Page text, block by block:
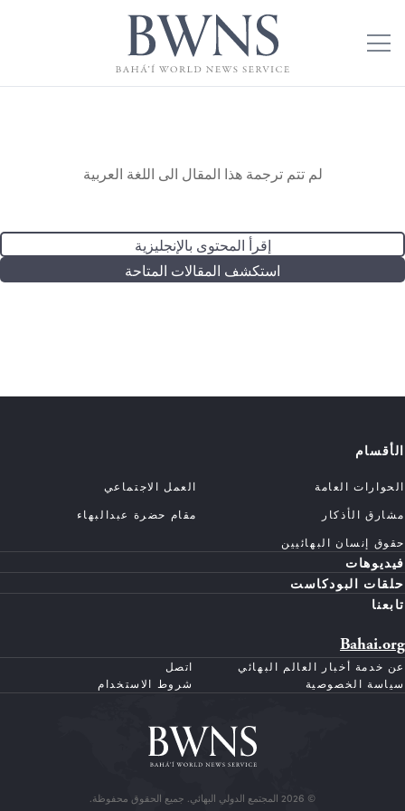
لم تتم ترجمة هذا المقال الى اللغة العربية
إقرأ المحتوى بالإنجليزية
استكشف المقالات المتاحة
الأقسام
الحوارات العامة
العمل الاجتماعي
مشارق الأذكار
مقام حضرة عبدالبهاء
حقوق إنسان البهائيين
فيديوهات
حلقات البودكاست
تابعنا
Bahai.org
عن خدمة أخبار العالم البهائي
اتصل
سياسة الخصوصية
شروط الاستخدام
© 2026 المجتمع الدولي البهائي. جميع الحقوق محفوظة.